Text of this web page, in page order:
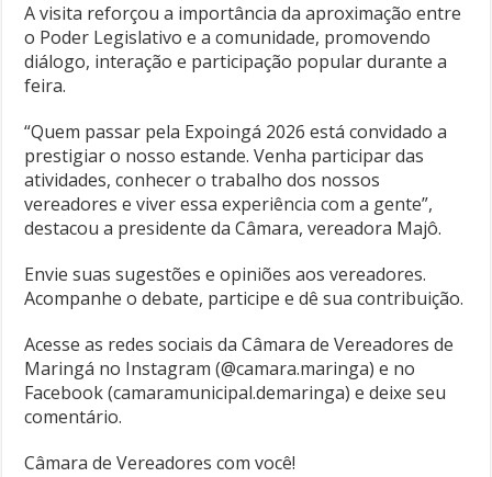
A visita reforçou a importância da aproximação entre
o Poder Legislativo e a comunidade, promovendo
diálogo, interação e participação popular durante a
feira.
“Quem passar pela Expoingá 2026 está convidado a
prestigiar o nosso estande. Venha participar das
atividades, conhecer o trabalho dos nossos
vereadores e viver essa experiência com a gente”,
destacou a presidente da Câmara, vereadora Majô.
Envie suas sugestões e opiniões aos vereadores.
Acompanhe o debate, participe e dê sua contribuição.
Acesse as redes sociais da Câmara de Vereadores de
Maringá no Instagram (@camara.maringa) e no
Facebook (camaramunicipal.demaringa) e deixe seu
comentário.
Câmara de Vereadores com você!